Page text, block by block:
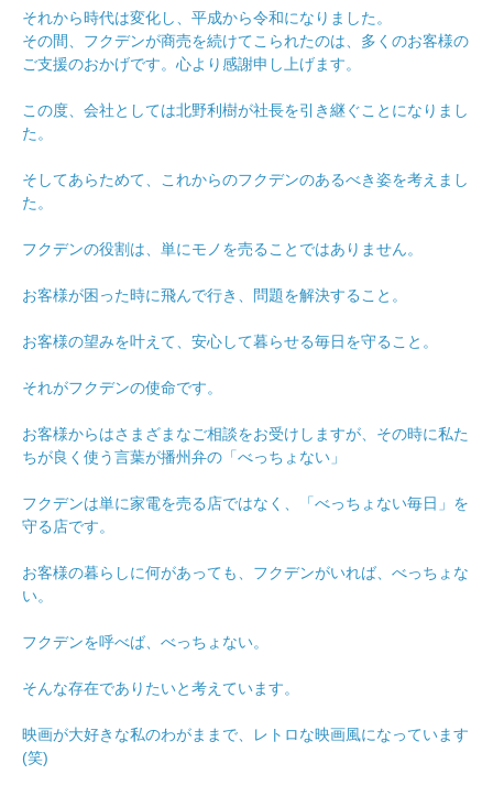
それから時代は変化し、平成から令和になりました。
その間、フクデンが商売を続けてこられたのは、多くのお客様の
ご支援のおかげです。心より感謝申し上げます。
この度、会社としては北野利樹が社長を引き継ぐことになりまし
た。
そしてあらためて、これからのフクデンのあるべき姿を考えまし
た。
フクデンの役割は、単にモノを売ることではありません。
お客様が困った時に飛んで行き、問題を解決すること。
お客様の望みを叶えて、安心して暮らせる毎日を守ること。
それがフクデンの使命です。
お客様からはさまざまなご相談をお受けしますが、その時に私た
ちが良く使う言葉が播州弁の「べっちょない」
フクデンは単に家電を売る店ではなく、「べっちょない毎日」を
守る店です。
お客様の暮らしに何があっても、フクデンがいれば、べっちょな
い。
フクデンを呼べば、べっちょない。
そんな存在でありたいと考えています。
映画が大好きな私のわがままで、レトロな映画風になっています
(笑)